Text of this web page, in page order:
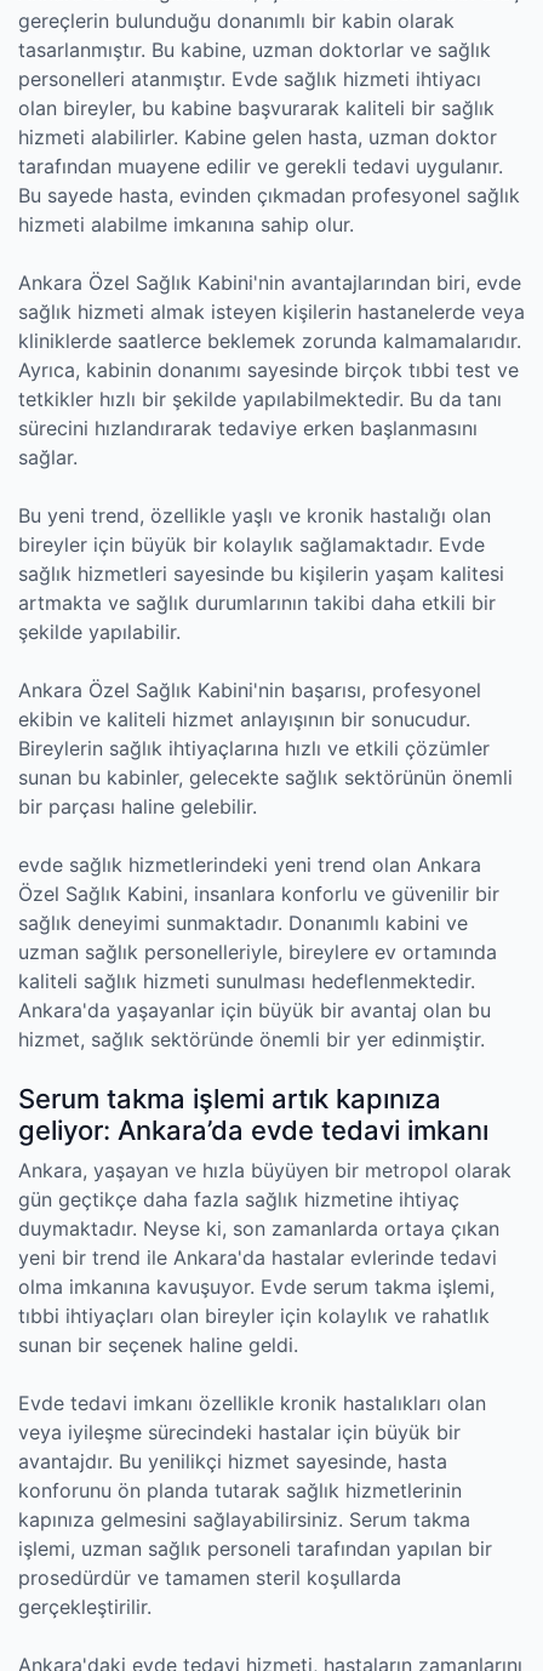
gereçlerin bulunduğu donanımlı bir kabin olarak
tasarlanmıştır. Bu kabine, uzman doktorlar ve sağlık
personelleri atanmıştır. Evde sağlık hizmeti ihtiyacı
olan bireyler, bu kabine başvurarak kaliteli bir sağlık
hizmeti alabilirler. Kabine gelen hasta, uzman doktor
tarafından muayene edilir ve gerekli tedavi uygulanır.
Bu sayede hasta, evinden çıkmadan profesyonel sağlık
hizmeti alabilme imkanına sahip olur.
Ankara Özel Sağlık Kabini'nin avantajlarından biri, evde
sağlık hizmeti almak isteyen kişilerin hastanelerde veya
kliniklerde saatlerce beklemek zorunda kalmamalarıdır.
Ayrıca, kabinin donanımı sayesinde birçok tıbbi test ve
tetkikler hızlı bir şekilde yapılabilmektedir. Bu da tanı
sürecini hızlandırarak tedaviye erken başlanmasını
sağlar.
Bu yeni trend, özellikle yaşlı ve kronik hastalığı olan
bireyler için büyük bir kolaylık sağlamaktadır. Evde
sağlık hizmetleri sayesinde bu kişilerin yaşam kalitesi
artmakta ve sağlık durumlarının takibi daha etkili bir
şekilde yapılabilir.
Ankara Özel Sağlık Kabini'nin başarısı, profesyonel
ekibin ve kaliteli hizmet anlayışının bir sonucudur.
Bireylerin sağlık ihtiyaçlarına hızlı ve etkili çözümler
sunan bu kabinler, gelecekte sağlık sektörünün önemli
bir parçası haline gelebilir.
evde sağlık hizmetlerindeki yeni trend olan Ankara
Özel Sağlık Kabini, insanlara konforlu ve güvenilir bir
sağlık deneyimi sunmaktadır. Donanımlı kabini ve
uzman sağlık personelleriyle, bireylere ev ortamında
kaliteli sağlık hizmeti sunulması hedeflenmektedir.
Ankara'da yaşayanlar için büyük bir avantaj olan bu
hizmet, sağlık sektöründe önemli bir yer edinmiştir.
Serum takma işlemi artık kapınıza
geliyor: Ankara’da evde tedavi imkanı
Ankara, yaşayan ve hızla büyüyen bir metropol olarak
gün geçtikçe daha fazla sağlık hizmetine ihtiyaç
duymaktadır. Neyse ki, son zamanlarda ortaya çıkan
yeni bir trend ile Ankara'da hastalar evlerinde tedavi
olma imkanına kavuşuyor. Evde serum takma işlemi,
tıbbi ihtiyaçları olan bireyler için kolaylık ve rahatlık
sunan bir seçenek haline geldi.
Evde tedavi imkanı özellikle kronik hastalıkları olan
veya iyileşme sürecindeki hastalar için büyük bir
avantajdır. Bu yenilikçi hizmet sayesinde, hasta
konforunu ön planda tutarak sağlık hizmetlerinin
kapınıza gelmesini sağlayabilirsiniz. Serum takma
işlemi, uzman sağlık personeli tarafından yapılan bir
prosedürdür ve tamamen steril koşullarda
gerçekleştirilir.
Ankara'daki evde tedavi hizmeti, hastaların zamanlarını